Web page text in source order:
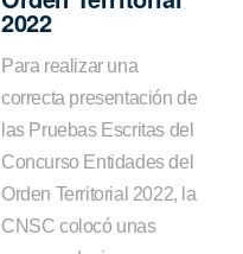
2022
Para realizar una
correcta presentación de
las Pruebas Escritas del
Concurso Entidades del
Orden Territorial 2022, la
CNSC colocó unas